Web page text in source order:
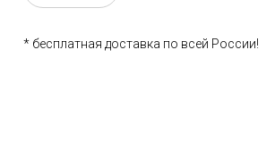
* бесплатная доставка по всей России!